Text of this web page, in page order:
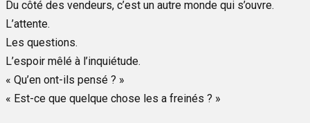
Du côté des vendeurs, c’est un autre monde qui s’ouvre.
L’attente.
Les questions.
L’espoir mêlé à l’inquiétude.
« Qu’en ont-ils pensé ? »
« Est-ce que quelque chose les a freinés ? »